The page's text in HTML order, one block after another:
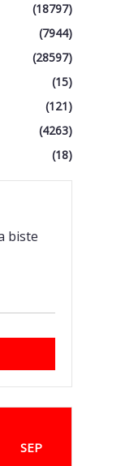
(18797)
(7944)
(28597)
(15)
(121)
(4263)
(18)
biste
SEP